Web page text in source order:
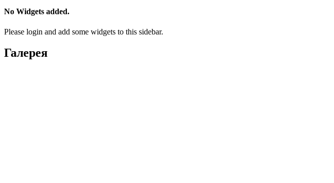
No Widgets added.
Please login and add some widgets to this sidebar.
Галерея